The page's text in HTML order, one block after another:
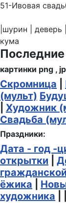
51-Ивовая
|шурин | деверь
кума
картинки png ,
Скромница
(мульт)
Художник
Свадьба
Праздники:
Дата - год -
открытки
ёжика
художника